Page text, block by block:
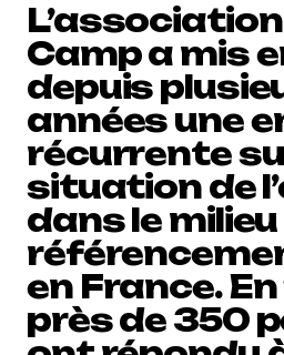
L’association
Camp a mis
depuis
années une
récurrente
situation de
dans le
en France.
près de 350